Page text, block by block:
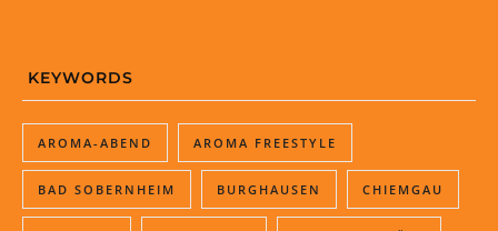
KEYWORDS
AROMA-ABEND AROMA FREESTYLE
BAD SOBERNHEIM BURGHAUSEN CHIEMGAU